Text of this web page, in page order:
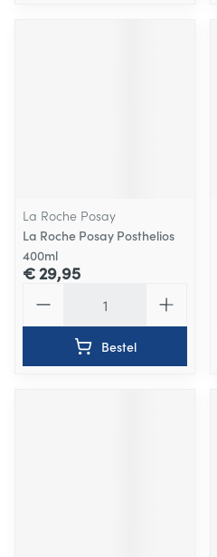
La Roche Posay
La Roche Posay Posthelios
400ml
€ 29,95
Bestel